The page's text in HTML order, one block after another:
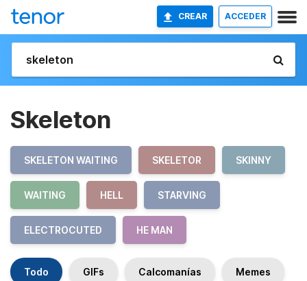
CREAR ACCEDER
Skeleton
SKELETON WAITING SKELETOR SKINNY
WAITING HELL STARVING
ELECTROCUTED HE MAN
Todo GIFs Calcomanías Memes